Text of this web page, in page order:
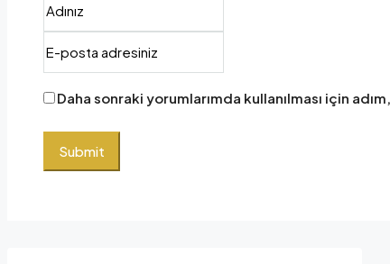
Daha sonraki yorumlarımda kullanılması için